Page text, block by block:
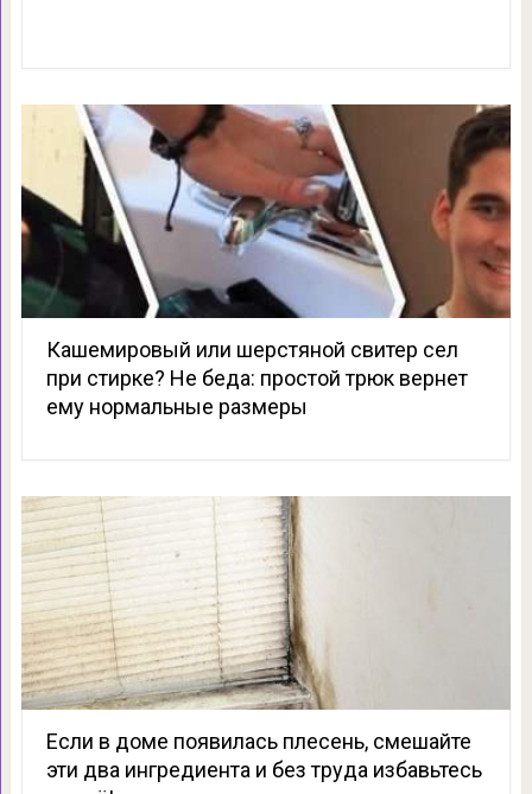
Кашемировый или шерстяной свитер сел
при стирке? Не беда: простой трюк вернет
ему нормальные размеры
Если в доме появилась плесень, смешайте
эти два ингредиента и без труда избавьтесь